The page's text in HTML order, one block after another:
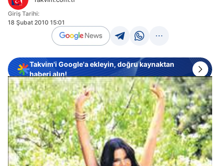
Giriş Tarihi:
18 Şubat 2010 15:01
Takvim'i Google'a ekleyin, doğru kaynaktan
haberi alın!